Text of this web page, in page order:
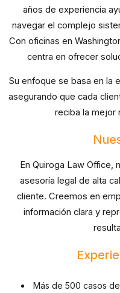
años de experiencia
navegar el complejo
Con oficinas en
centra en ofrecer
Su enfoque se basa en la
asegurando que cada
reciba la mejor
En Quiroga Law Office,
asesoría legal de alta
cliente. Creemos en
información clara y
Más de 500 casos